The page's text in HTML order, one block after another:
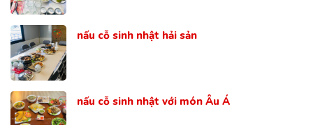
nấu cỗ sinh nhật hải sản
nấu cỗ sinh nhật với món Âu Á